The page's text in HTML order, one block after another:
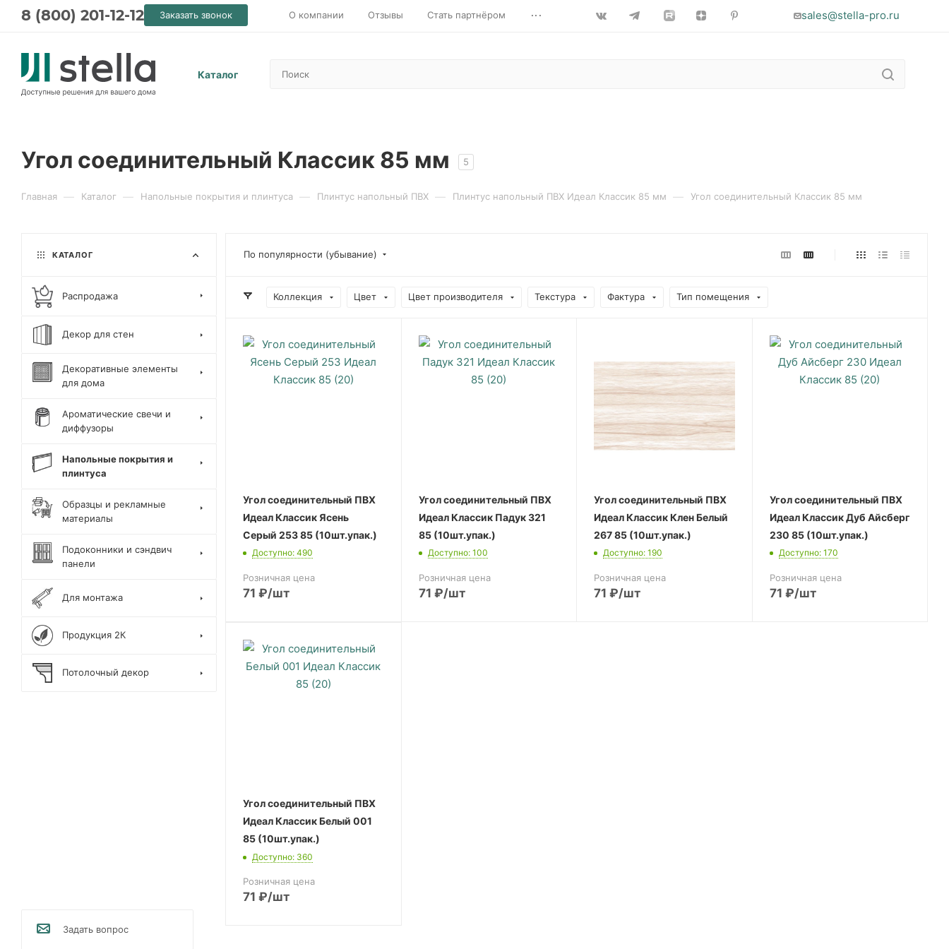
8 (800) 201-12-12 Заказать звонок О компании Отзывы Стать партнёром ... sales@stella-pro.ru
Каталог
Угол соединительный Классик 85 мм 5
Главная — Каталог — Напольные покрытия и плинтуса — Плинтус напольный ПВХ — Плинтус напольный ПВХ Идеал Классик 85 мм — Угол соединительный Классик 85 мм
По популярности (убывание)
Коллекция Цвет Цвет производителя Текстура Фактура Тип помещения
Угол соединительный ПВХ
Идеал Классик Ясень
Серый 253 85 (10шт.упак.)
Доступно: 490
Розничная цена
71 ₽/шт
Угол соединительный ПВХ
Идеал Классик Падук 321
85 (10шт.упак.)
Доступно: 100
Розничная цена
71 ₽/шт
Угол соединительный ПВХ
Идеал Классик Клен Белый
267 85 (10шт.упак.)
Доступно: 190
Розничная цена
71 ₽/шт
Угол соединительный ПВХ
Идеал Классик Дуб Айсберг
230 85 (10шт.упак.)
Доступно: 170
Розничная цена
71 ₽/шт
Угол соединительный ПВХ
Идеал Классик Белый 001
85 (10шт.упак.)
Доступно: 360
Розничная цена
71 ₽/шт
КАТАЛОГ
Распродажа
Декор для стен
Декоративные элементы
для дома
Ароматические свечи и
диффузоры
Напольные покрытия и
плинтуса
Образцы и рекламные
материалы
Подоконники и сэндвич
панели
Для монтажа
Продукция 2К
Потолочный декор
Задать вопрос